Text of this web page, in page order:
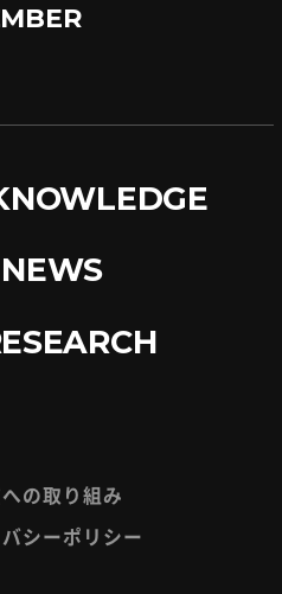
NEWS
の取り組み
シーポリシー